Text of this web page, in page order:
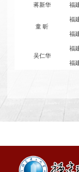
蒋新华
福
童 昕
福
福
吴仁华
福
福